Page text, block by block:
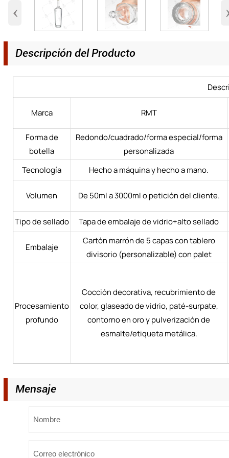
‹
Descripción del Producto
Marca RMT
Forma de
botella
Redondo/cuadrado/forma especial/forma
personalizada
Tecnología
Hecho a máquina y hecho a mano.
Volumen De 50ml a 3000ml o petición del cliente.
Tipo de sellado Tapa de embalaje de vidrio+alto sellado
Embalaje
Cartón marrón de 5 capas con tablero
divisorio (personalizable) con palet
Procesamiento
profundo
Cocción decorativa, recubrimiento de
color, glaseado de vidrio, paté-surpate,
contorno en oro y pulverización de
esmalte/etiqueta metálica.
Mensaje